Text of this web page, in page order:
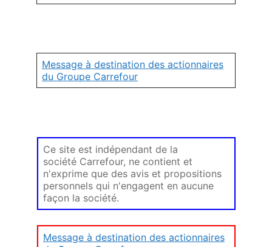
Message à destination des actionnaires
du Groupe Carrefour
Ce site est indépendant de la
société Carrefour, ne contient et
n'exprime que des avis et propositions
personnels qui n'engagent en aucune
façon la société.
Message à destination des actionnaires